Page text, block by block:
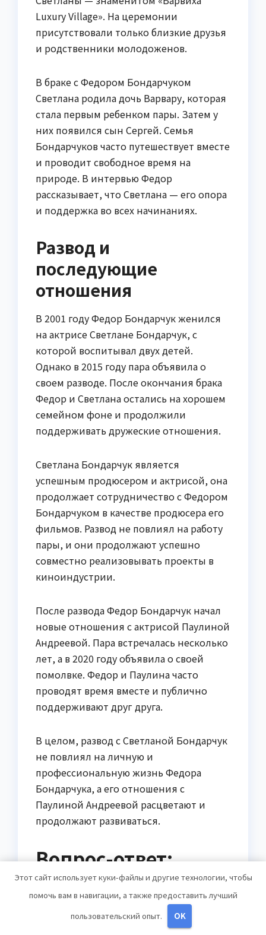
Luxury Village». На церемонии
присутствовали только близкие друзья
и родственники молодоженов.
В браке с Федором Бондарчуком
Светлана родила дочь Варвару, которая
стала первым ребенком пары. Затем у
них появился сын Сергей. Семья
Бондарчуков часто путешествует вместе
и проводит свободное время на
природе. В интервью Федор
рассказывает, что Светлана — его опора
и поддержка во всех начинаниях.
Развод и
последующие
отношения
В 2001 году Федор Бондарчук женился
на актрисе Светлане Бондарчук, с
которой воспитывал двух детей.
Однако в 2015 году пара объявила о
своем разводе. После окончания брака
Федор и Светлана остались на хорошем
семейном фоне и продолжили
поддерживать дружеские отношения.
Светлана Бондарчук является
успешным продюсером и актрисой, она
продолжает сотрудничество с Федором
Бондарчуком в качестве продюсера его
фильмов. Развод не повлиял на работу
пары, и они продолжают успешно
совместно реализовывать проекты в
киноиндустрии.
После развода Федор Бондарчук начал
новые отношения с актрисой Паулиной
Андреевой. Пара встречалась несколько
лет, а в 2020 году объявила о своей
помолвке. Федор и Паулина часто
проводят время вместе и публично
поддерживают друг друга.
В целом, развод с Светланой Бондарчук
не повлиял на личную и
профессиональную жизнь Федора
Бондарчука, а его отношения с
Паулиной Андреевой расцветают и
продолжают развиваться.
Вопрос-ответ:
Какого года рождения
Федор Бондарчук?
Этот сайт использует куки-файлы и другие технологии, чтобы
помочь вам в навигации, а также предоставить лучший
пользовательский опыт.
OK